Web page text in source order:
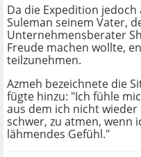
Da die Expedition
Suleman seinem Vater,
Unternehmensberater
Freude machen wollte,
teilzunehmen.
Azmeh bezeichnete die
fügte hinzu: "Ich fühle
aus dem ich nicht
schwer, zu atmen, wenn
lähmendes Gefühl."